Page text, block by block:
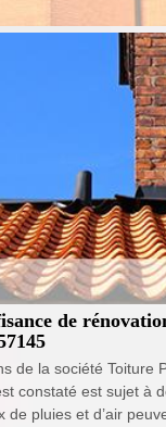
de
de la société Toiture
constaté est sujet à
de pluies et d’air